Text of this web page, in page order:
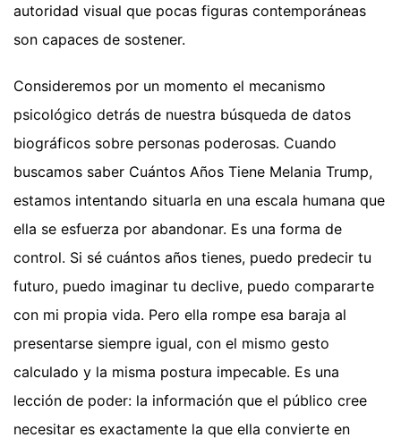
autoridad visual que pocas figuras contemporáneas
son capaces de sostener.
Consideremos por un momento el mecanismo
psicológico detrás de nuestra búsqueda de datos
biográficos sobre personas poderosas. Cuando
buscamos saber Cuántos Años Tiene Melania Trump,
estamos intentando situarla en una escala humana que
ella se esfuerza por abandonar. Es una forma de
control. Si sé cuántos años tienes, puedo predecir tu
futuro, puedo imaginar tu declive, puedo compararte
con mi propia vida. Pero ella rompe esa baraja al
presentarse siempre igual, con el mismo gesto
calculado y la misma postura impecable. Es una
lección de poder: la información que el público cree
necesitar es exactamente la que ella convierte en